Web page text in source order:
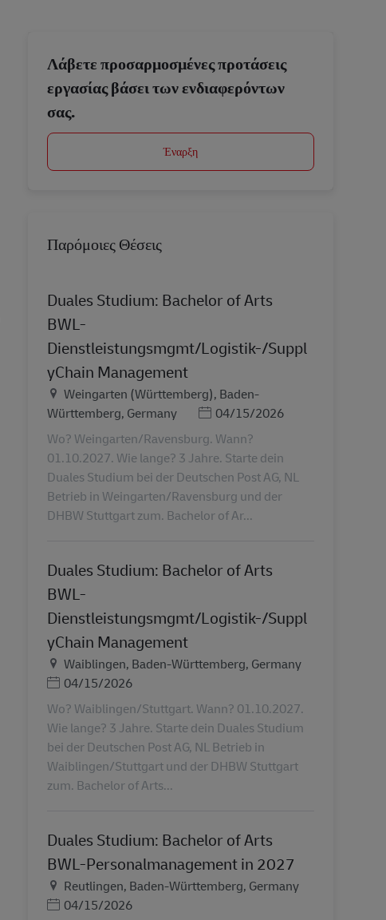
Λάβετε προσαρμοσμένες προτάσεις
εργασίας βάσει των ενδιαφερόντων
σας.
Έναρξη
Παρόμοιες Θέσεις
Duales Studium: Bachelor of Arts
BWL-
Dienstleistungsmgmt/Logistik-/Suppl
yChain Management
Τοποθεσία
Weingarten (Württemberg), Baden-
Württemberg, Germany
Ημερομηνία Ανάρτησης
04/15/2026
Wo? Weingarten/Ravensburg. Wann?
01.10.2027. Wie lange? 3 Jahre. Starte dein
Duales Studium bei der Deutschen Post AG, NL
Betrieb in Weingarten/Ravensburg und der
DHBW Stuttgart zum. Bachelor of Ar...
Duales Studium: Bachelor of Arts
BWL-
Dienstleistungsmgmt/Logistik-/Suppl
yChain Management
Τοποθεσία
Waiblingen, Baden-Württemberg, Germany
Ημερομηνία Ανάρτησης
04/15/2026
Wo? Waiblingen/Stuttgart. Wann? 01.10.2027.
Wie lange? 3 Jahre. Starte dein Duales Studium
bei der Deutschen Post AG, NL Betrieb in
Waiblingen/Stuttgart und der DHBW Stuttgart
zum. Bachelor of Arts...
Duales Studium: Bachelor of Arts
BWL-Personalmanagement in 2027
Τοποθεσία
Reutlingen, Baden-Württemberg, Germany
Ημερομηνία Ανάρτησης
04/15/2026